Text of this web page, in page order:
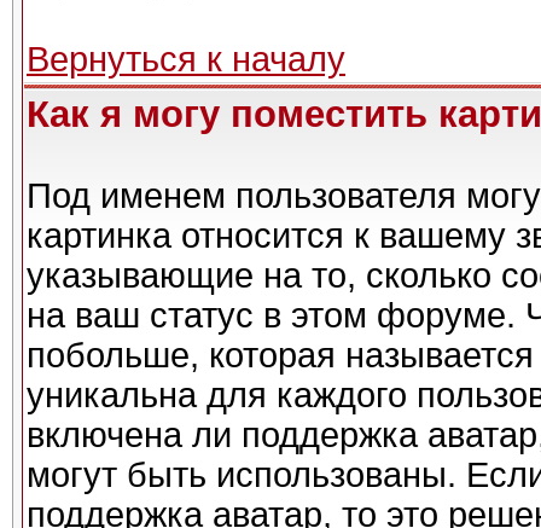
Вернуться к началу
Как я могу поместить
Под именем пользователя
картинка относится к вашему
указывающие на то, сколько
на ваш статус в этом форуме.
побольше, которая
уникальна для каждого
включена ли поддержка
могут быть использованы.
поддержка аватар, то это